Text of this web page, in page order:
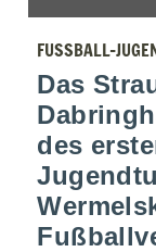
FUSSBALL-
Das
des